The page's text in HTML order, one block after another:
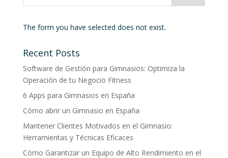
The form you have selected does not exist.
Recent Posts
Software de Gestión para Gimnasios: Optimiza la
Operación de tu Negocio Fitness
6 Apps para Gimnasios en España
Cómo abrir un Gimnasio en España
Mantener Clientes Motivados en el Gimnasio:
Herramientas y Técnicas Eficaces
Cómo Garantizar un Equipo de Alto Rendimiento en el